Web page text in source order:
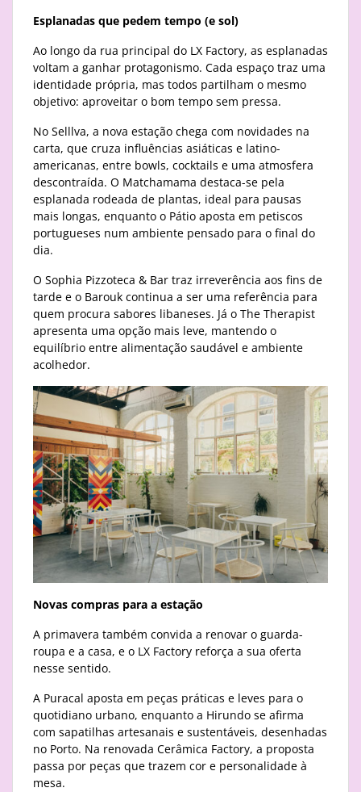
Esplanadas que pedem tempo (e sol)
Ao longo da rua principal do LX Factory, as esplanadas
voltam a ganhar protagonismo. Cada espaço traz uma
identidade própria, mas todos partilham o mesmo
objetivo: aproveitar o bom tempo sem pressa.
No Selllva, a nova estação chega com novidades na
carta, que cruza influências asiáticas e latino-
americanas, entre bowls, cocktails e uma atmosfera
descontraída. O Matchamama destaca-se pela
esplanada rodeada de plantas, ideal para pausas
mais longas, enquanto o Pátio aposta em petiscos
portugueses num ambiente pensado para o final do
dia.
O Sophia Pizzoteca & Bar traz irreverência aos fins de
tarde e o Barouk continua a ser uma referência para
quem procura sabores libaneses. Já o The Therapist
apresenta uma opção mais leve, mantendo o
equilíbrio entre alimentação saudável e ambiente
acolhedor.
Novas compras para a estação
A primavera também convida a renovar o guarda-
roupa e a casa, e o LX Factory reforça a sua oferta
nesse sentido.
A Puracal aposta em peças práticas e leves para o
quotidiano urbano, enquanto a Hirundo se afirma
com sapatilhas artesanais e sustentáveis, desenhadas
no Porto. Na renovada Cerâmica Factory, a proposta
passa por peças que trazem cor e personalidade à
mesa.